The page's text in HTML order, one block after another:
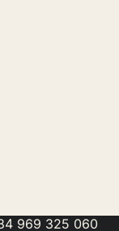
969 325 060